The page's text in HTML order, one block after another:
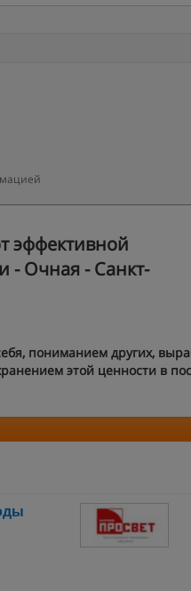
эффективной
- Очная - Санкт-
пониманием других,
этой ценности в